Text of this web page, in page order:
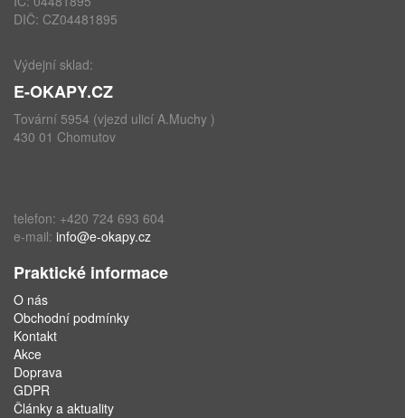
DIČ: CZ04481895
Výdejní sklad:
E-OKAPY.CZ
Tovární 5954 (vjezd ulicí A.Muchy )
430 01 Chomutov
telefon: +420 724 693 604
e-mail: info@e-okapy.cz
Praktické informace
O nás
Obchodní podmínky
Kontakt
Akce
Doprava
GDPR
Články a aktuality